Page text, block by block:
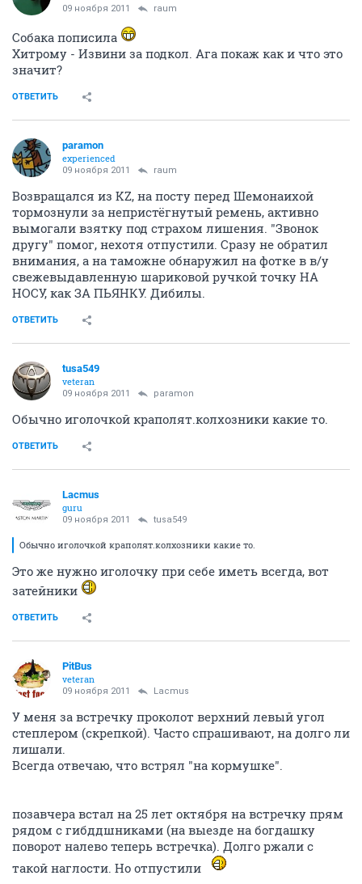
09 ноября 2011 raum
Собака пописила
Хитрому - Извини за подкол. Ага покаж как и что это
значит?
ОТВЕТИТЬ
paramon
experienced
09 ноября 2011 raum
Возвращался из KZ, на посту перед Шемонаихой
тормознули за непристёгнутый ремень, активно
вымогали взятку под страхом лишения. "Звонок
другу" помог, нехотя отпустили. Сразу не обратил
внимания, а на таможне обнаружил на фотке в в/у
свежевыдавленную шариковой ручкой точку НА
НОСУ, как ЗА ПЬЯНКУ. Дибилы.
ОТВЕТИТЬ
tusa549
veteran
09 ноября 2011 paramon
Обычно иголочкой краполят.колхозники какие то.
ОТВЕТИТЬ
Lacmus
guru
09 ноября 2011 tusa549
Обычно иголочкой краполят.колхозники какие то.
Это же нужно иголочку при себе иметь всегда, вот
затейники
ОТВЕТИТЬ
PitBus
veteran
09 ноября 2011 Lacmus
У меня за встречку проколот верхний левый угол
степлером (скрепкой). Часто спрашивают, на долго ли
лишали.
Всегда отвечаю, что встрял "на кормушке".
позавчера встал на 25 лет октября на встречку прям
рядом с гибддшниками (на выезде на богдашку
поворот налево теперь встречка). Долго ржали с
такой наглости. Но отпустили